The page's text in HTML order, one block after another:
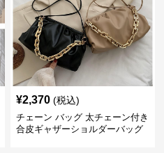
¥2,370 (税込)
チェーン バッグ 太チェーン付き
合皮ギャザーショルダーバッグ